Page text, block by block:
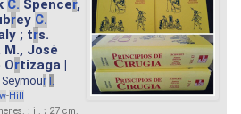
C. Spencer,
rey C.
; trs.
M., José
Ortizaga |
r I.
-Hill
: il. ; 27 cm.